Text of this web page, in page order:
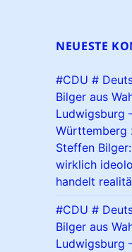
NEUESTE
#CDU #
Bilger aus
Ludwigsburg
Württemberg
Steffen
wirklich
handelt
#CDU #
Bilger aus
Ludwigsburg